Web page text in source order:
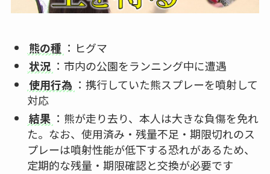
熊の種 ：ヒグマ
状況 ：市内の公園をランニング中に遭遇
使用行為 ：携行していた熊スプレーを噴射して
対応
結果 ：熊が走り去り、本人は大きな負傷を免れ
た。なお、使用済み・残量不足・期限切れのス
プレーは噴射性能が低下する恐れがあるため、
定期的な残量・期限確認と交換が必要です